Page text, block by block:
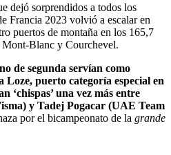
dejó sorprendidos a todos los
Francia 2023 volvió a escalar en
puertos de montaña en los 165,7
Blanc y Courchevel.
de segunda servían como
puerto categoría especial en
‘chispas’ una vez más entre
y Tadej Pogacar (UAE Team
por el bicampeonato de la grande